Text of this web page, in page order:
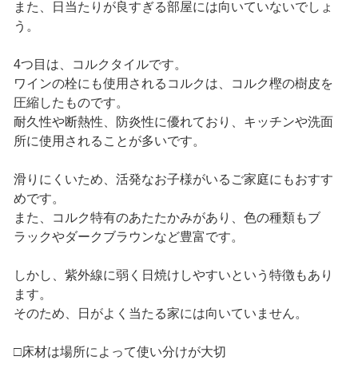
また、日当たりが良すぎる部屋には向いていないでしょ
う。
4つ目は、コルクタイルです。
ワインの栓にも使用されるコルクは、コルク樫の樹皮を
圧縮したものです。
耐久性や断熱性、防炎性に優れており、キッチンや洗面
所に使用されることが多いです。
滑りにくいため、活発なお子様がいるご家庭にもおすす
めです。
また、コルク特有のあたたかみがあり、色の種類もブ
ラックやダークブラウンなど豊富です。
しかし、紫外線に弱く日焼けしやすいという特徴もあり
ます。
そのため、日がよく当たる家には向いていません。
□床材は場所によって使い分けが大切